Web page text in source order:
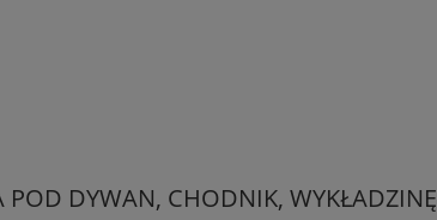
POD DYWAN, CHODNIK, WYKŁADZINĘ